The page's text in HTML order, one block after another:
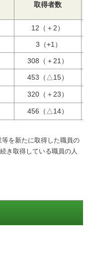
取得者数
12（＋2）
3（+1）
308（＋21）
453（△15）
320（＋23）
456（△14）
等を新たに取得した職員の
き取得している職員の人